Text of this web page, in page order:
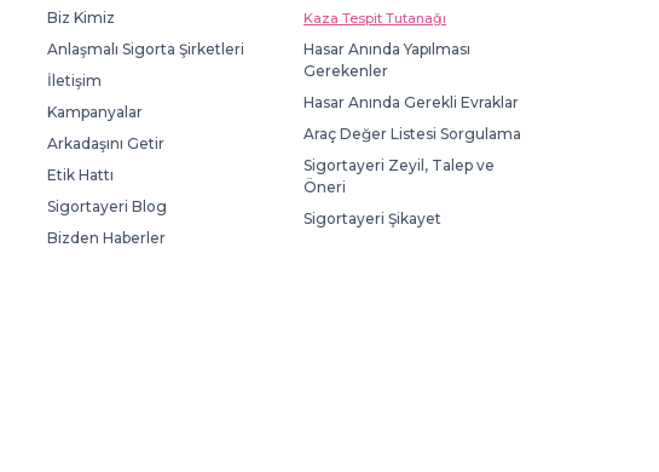
Biz Kimiz
Anlaşmalı Sigorta Şirketleri
İletişim
Kampanyalar
Arkadaşını Getir
Etik Hattı
Sigortayeri Blog
Bizden Haberler
Kaza Tespit Tutanağı
Hasar Anında Yapılması
Gerekenler
Hasar Anında Gerekli Evraklar
Araç Değer Listesi Sorgulama
Sigortayeri Zeyil, Talep ve
Öneri
Sigortayeri Şikayet